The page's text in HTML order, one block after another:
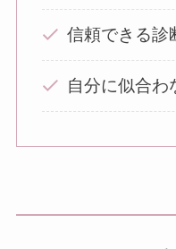
信頼できる診
自分に似合わ